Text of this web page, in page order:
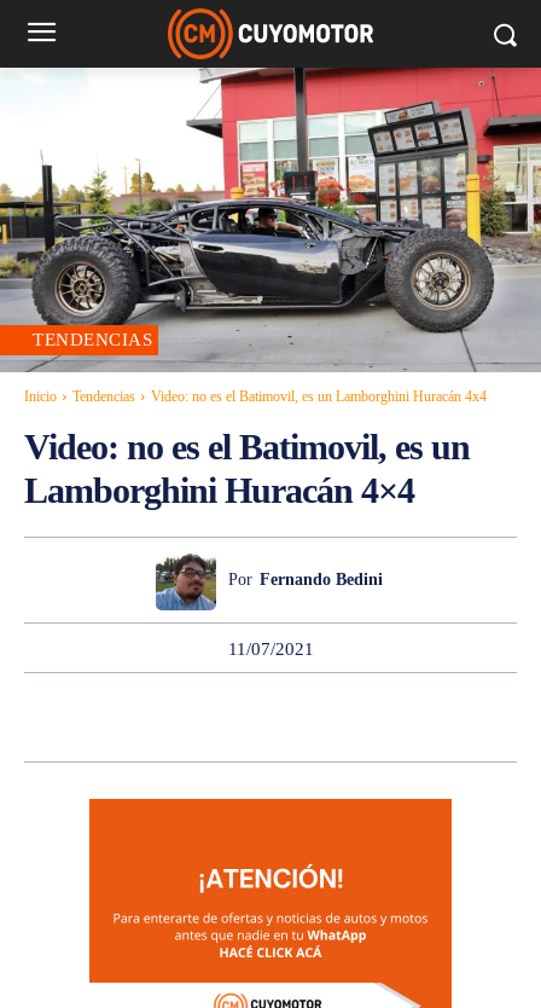
TENDENCIAS
Inicio Tendencias Video: no es el Batimovil, es un Lamborghini Huracán 4x4
Video: no es el Batimovil, es un
Lamborghini Huracán 4×4
Por Fernando Bedini
11/07/2021